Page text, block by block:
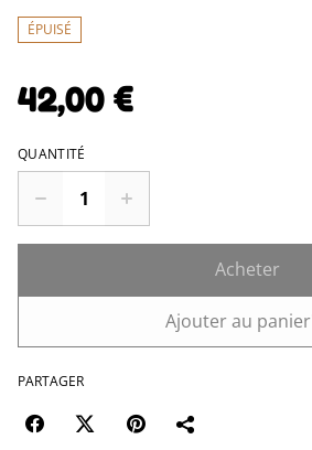
ÉPUISÉ
42,00 €
QUANTITÉ
Acheter
Ajouter au panier
PARTAGER